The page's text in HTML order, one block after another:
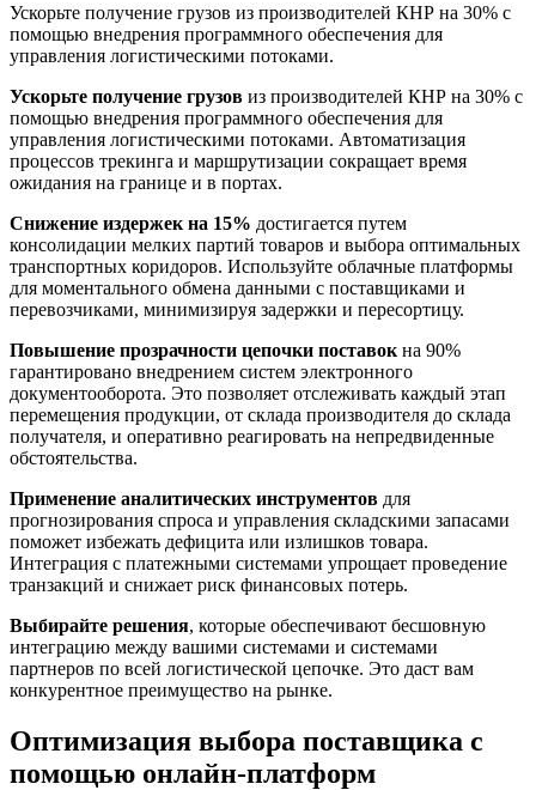
Ускорьте получение грузов из производителей КНР на 30% с
помощью внедрения программного обеспечения для
управления логистическими потоками.
Ускорьте получение грузов из производителей КНР на 30% с
помощью внедрения программного обеспечения для
управления логистическими потоками. Автоматизация
процессов трекинга и маршрутизации сокращает время
ожидания на границе и в портах.
Снижение издержек на 15% достигается путем
консолидации мелких партий товаров и выбора оптимальных
транспортных коридоров. Используйте облачные платформы
для моментального обмена данными с поставщиками и
перевозчиками, минимизируя задержки и пересортицу.
Повышение прозрачности цепочки поставок на 90%
гарантировано внедрением систем электронного
документооборота. Это позволяет отслеживать каждый этап
перемещения продукции, от склада производителя до склада
получателя, и оперативно реагировать на непредвиденные
обстоятельства.
Применение аналитических инструментов для
прогнозирования спроса и управления складскими запасами
поможет избежать дефицита или излишков товара.
Интеграция с платежными системами упрощает проведение
транзакций и снижает риск финансовых потерь.
Выбирайте решения, которые обеспечивают бесшовную
интеграцию между вашими системами и системами
партнеров по всей логистической цепочке. Это даст вам
конкурентное преимущество на рынке.
Оптимизация выбора поставщика с
помощью онлайн-платформ